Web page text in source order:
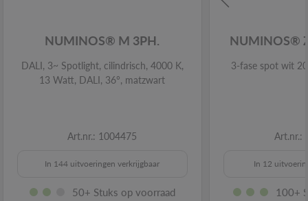
NUMINOS® M 3PH.
DALI, 3~ Spotlight, cilindrisch, 4000 K,
13 Watt, DALI, 36°, matzwart
Art.nr.: 1004475
In 144 uitvoeringen verkrijgbaar
50+ Stuks op voorraad
NUMINOS®
3-fase spot wit
Art.nr.:
In 12
100+